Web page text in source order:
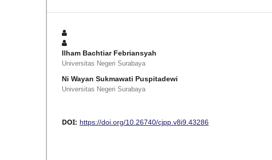
Ilham Bachtiar Febriansyah
Universitas Negeri Surabaya
Ni Wayan Sukmawati Puspitadewi
Universitas Negeri Surabaya
DOI: https://doi.org/10.26740/cjpp.v8i9.43286